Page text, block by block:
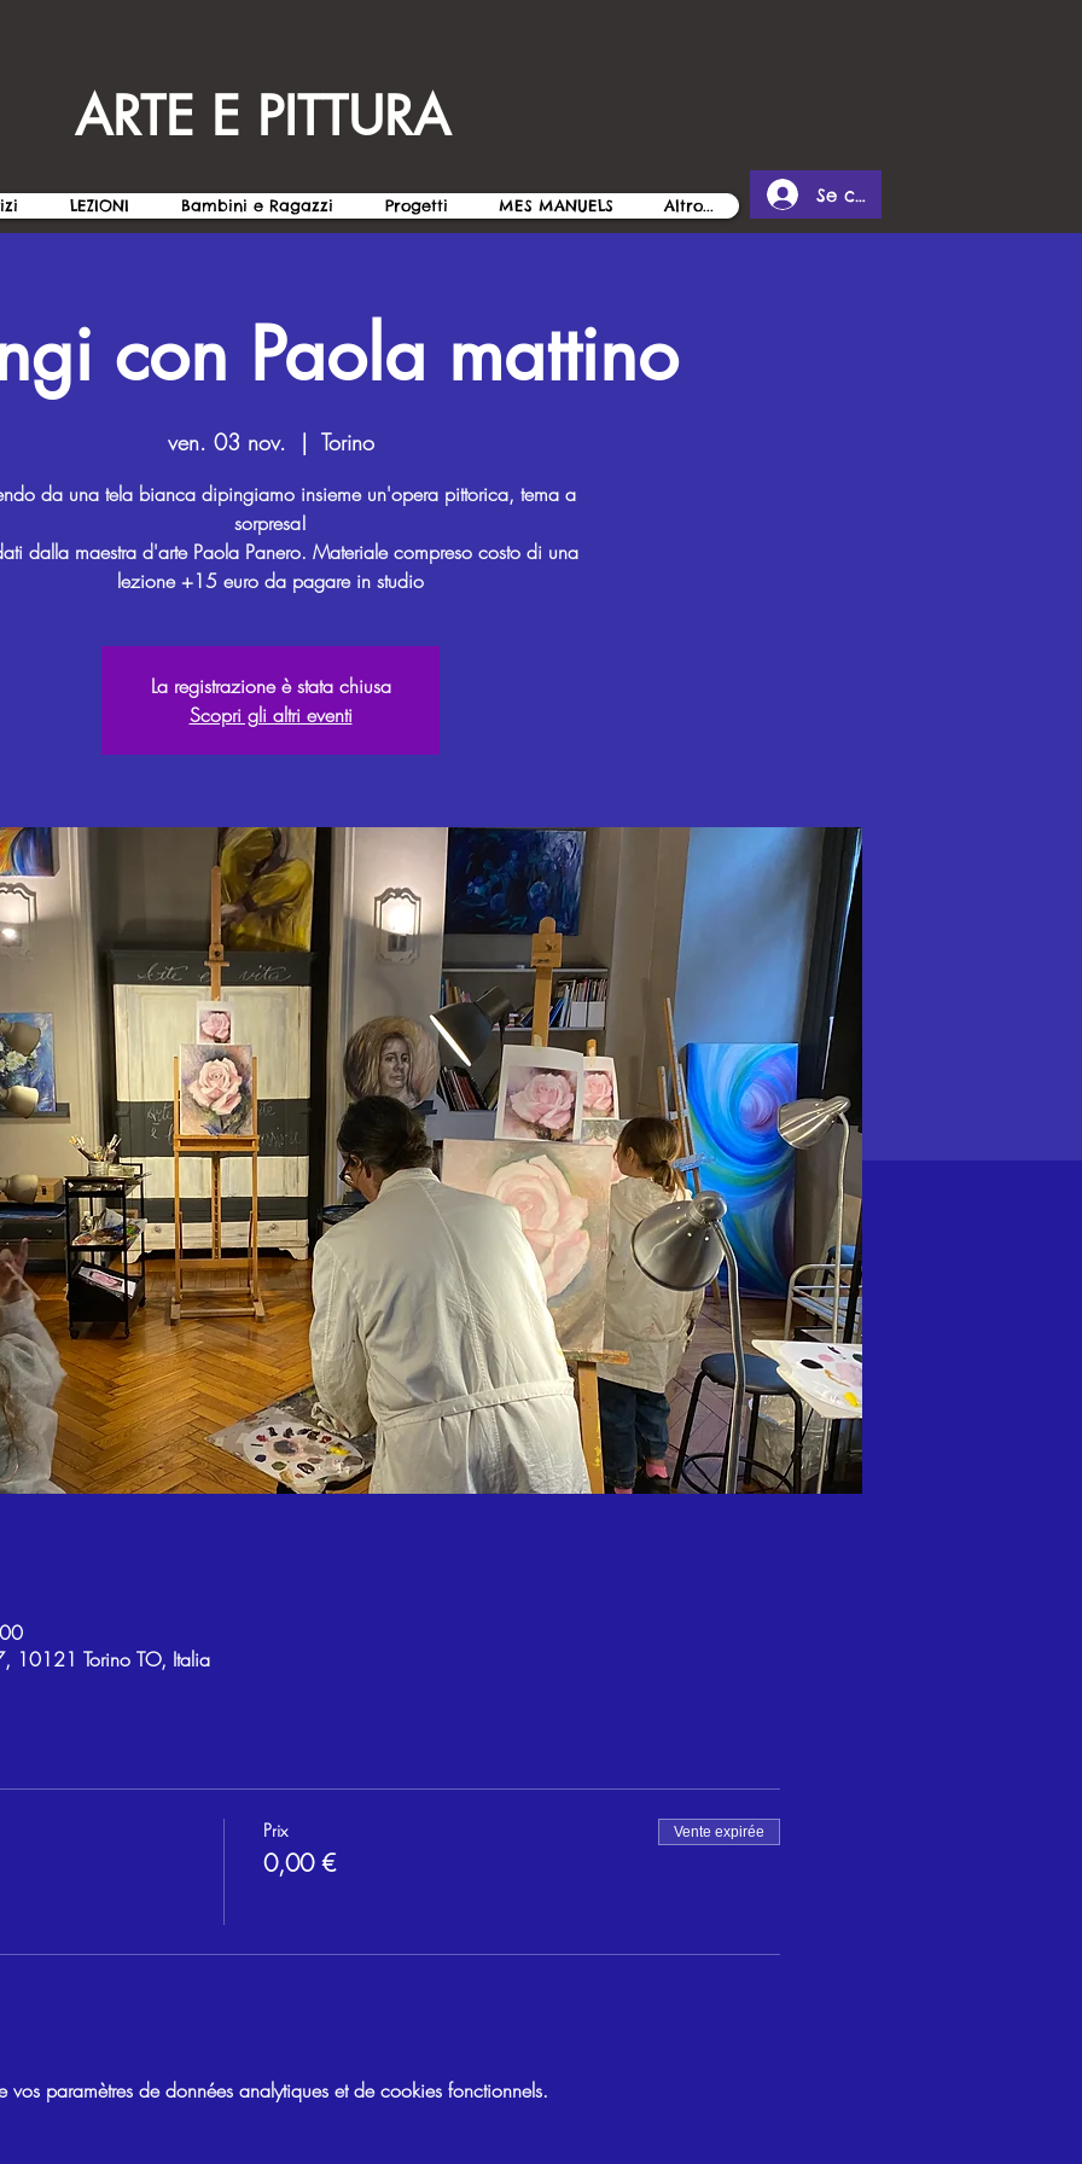
ARTE E PITTURA
LEZIONI Bambini e Ragazzi Progetti MES MANUELS Altro... Se connecter
con Paola mattino
ven. 03 nov.
  |
Torino
da una tela bianca dipingiamo insieme un'opera pittorica, tema a
sorpresa!
dalla maestra d'arte Paola Panero. Materiale compreso costo di una
lezione +15 euro da pagare in studio
La registrazione è stata chiusa
Scopri gli altri eventi
10121 Torino TO, Italia
Prix
0,00 €
Vente expirée
paramètres de données analytiques et de cookies fonctionnels.